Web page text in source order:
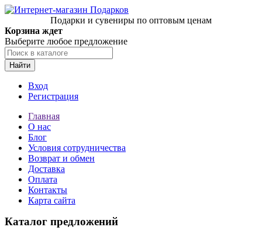
Подарки и сувениры по оптовым ценам
Корзина ждет
Выберите любое предложение
Найти
Вход
Регистрация
Главная
О нас
Блог
Условия сотрудничества
Возврат и обмен
Доставка
Оплата
Контакты
Карта сайта
Каталог предложений